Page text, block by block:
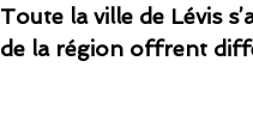
Toute la ville de Lévis
de la région offrent